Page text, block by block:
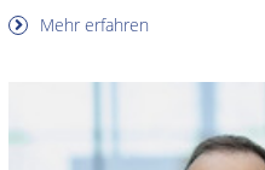
Mehr erfahren